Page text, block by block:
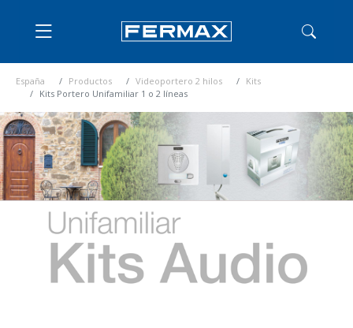
España Productos Videoportero 2 hilos
Kits
Kits Portero Unifamiliar 1 o 2 líneas